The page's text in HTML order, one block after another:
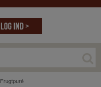
Log ind >
Frugtpuré